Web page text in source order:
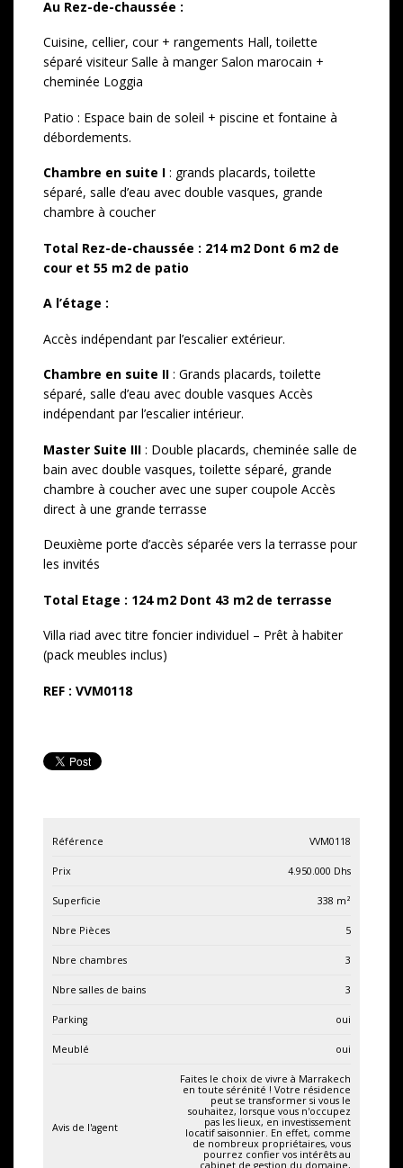
Au Rez-de-chaussée :
Cuisine, cellier, cour + rangements Hall, toilette
séparé visiteur Salle à manger Salon marocain +
cheminée Loggia
Patio : Espace bain de soleil + piscine et fontaine à
débordements.
Chambre en suite I : grands placards, toilette
séparé, salle d’eau avec double vasques, grande
chambre à coucher
Total Rez-de-chaussée : 214 m2 Dont 6 m2 de
cour et 55 m2 de patio
A l’étage :
Accès indépendant par l’escalier extérieur.
Chambre en suite II : Grands placards, toilette
séparé, salle d’eau avec double vasques Accès
indépendant par l’escalier intérieur.
Master Suite III : Double placards, cheminée salle de
bain avec double vasques, toilette séparé, grande
chambre à coucher avec une super coupole Accès
direct à une grande terrasse
Deuxième porte d’accès séparée vers la terrasse pour
les invités
Total Etage : 124 m2 Dont 43 m2 de terrasse
Villa riad avec titre foncier individuel – Prêt à habiter
(pack meubles inclus)
REF : VVM0118
Référence VVM0118
Prix 4.950.000 Dhs
Superficie 338 m²
Nbre Pièces 5
Nbre chambres 3
Nbre salles de bains 3
Parking oui
Meublé oui
Avis de l'agent
Faites le choix de vivre à Marrakech
en toute sérénité ! Votre résidence
peut se transformer si vous le
souhaitez, lorsque vous n'occupez
pas les lieux, en investissement
locatif saisonnier. En effet, comme
de nombreux propriétaires, vous
pourrez confier vos intérêts au
cabinet de gestion du domaine,